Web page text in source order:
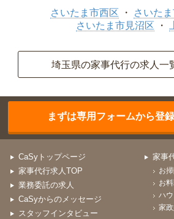
さいたま市西区
さいた
さいたま市見沼区
埼玉県の家事代行の求人一
まずは専用フォームから登
CaSyトップページ
家事代行求人TOP
業務委託の求人
CaSyからのメッセージ
スタッフインタビュー
家事
お
お
ハ
家